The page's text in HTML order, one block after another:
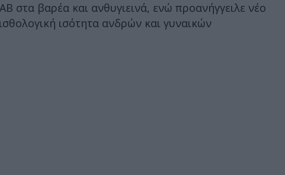
στα βαρέα και ανθυγιεινά, ενώ προανήγγειλε νέο
ισότητα ανδρών και γυναικών